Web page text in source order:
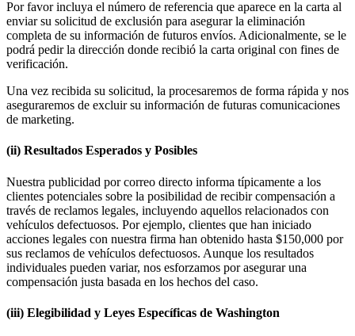
Por favor incluya el número de referencia que aparece en la carta al
enviar su solicitud de exclusión para asegurar la eliminación
completa de su información de futuros envíos. Adicionalmente, se le
podrá pedir la dirección donde recibió la carta original con fines de
verificación.
Una vez recibida su solicitud, la procesaremos de forma rápida y nos
aseguraremos de excluir su información de futuras comunicaciones
de marketing.
(ii) Resultados Esperados y Posibles
Nuestra publicidad por correo directo informa típicamente a los
clientes potenciales sobre la posibilidad de recibir compensación a
través de reclamos legales, incluyendo aquellos relacionados con
vehículos defectuosos. Por ejemplo, clientes que han iniciado
acciones legales con nuestra firma han obtenido hasta $150,000 por
sus reclamos de vehículos defectuosos. Aunque los resultados
individuales pueden variar, nos esforzamos por asegurar una
compensación justa basada en los hechos del caso.
(iii) Elegibilidad y Leyes Específicas de Washington